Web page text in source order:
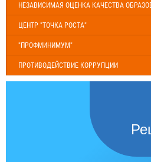
НЕЗАВИСИМАЯ ОЦЕНКА КАЧЕСТВА
ЦЕНТР "ТОЧКА РОСТА"
"ПРОФМИНИМУМ"
ПРОТИВОДЕЙСТВИЕ КОРРУПЦИИ